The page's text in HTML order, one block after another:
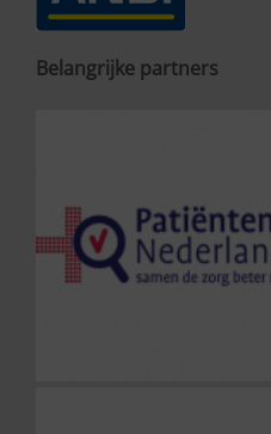
Belangrijke partners